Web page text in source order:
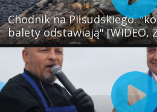
Chodnik na Piłsudskiego:
balety odstawiają" [WIDEO,